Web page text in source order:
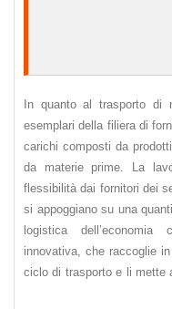
In quanto al trasporto di
esemplari della filiera di
carichi composti da
da materie prime. La
flessibilità dai fornitori dei
si appoggiano su una
logistica dell’economia
innovativa, che raccoglie
ciclo di trasporto e li mette